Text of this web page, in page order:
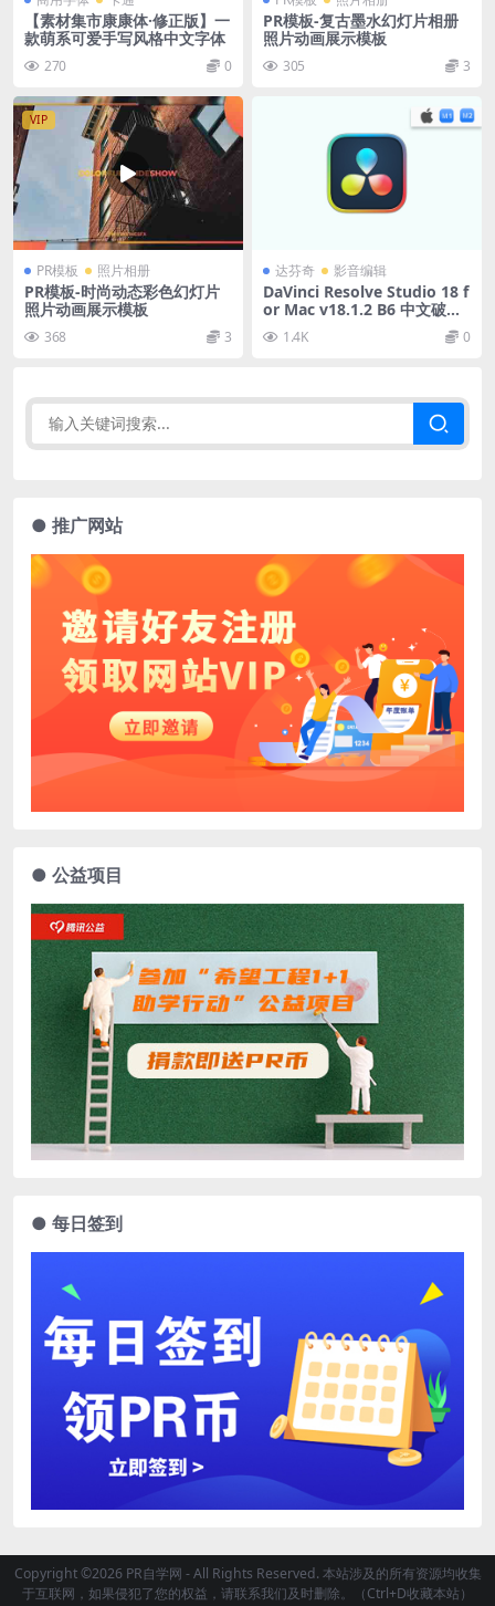
【素材集市康康体·修正版】一
款萌系可爱手写风格中文字体
270 0
PR模板-复古墨水幻灯片相册
照片动画展示模板
305 3
VIP
PR模板 照片相册
PR模板-时尚动态彩色幻灯片
照片动画展示模板
368 3
达芬奇 影音编辑
DaVinci Resolve Studio 18 f
or Mac v18.1.2 B6 中文破解
版下载 达芬奇调色软件
1.4K 0
● 推广网站
● 公益项目
● 每日签到
Copyright ©2026 PR自学网 - All Rights Reserved. 本站涉及的所有资源均收集
于互联网，如果侵犯了您的权益，请联系我们及时删除。（Ctrl+D收藏本站）